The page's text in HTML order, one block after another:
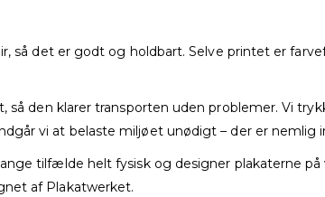
så det er godt og holdbart. Selve printet er
så den klarer transporten uden problemer. Vi
vi at belaste miljøet unødigt – der er nemlig
tilfælde helt fysisk og designer plakaterne
af Plakatwerket.